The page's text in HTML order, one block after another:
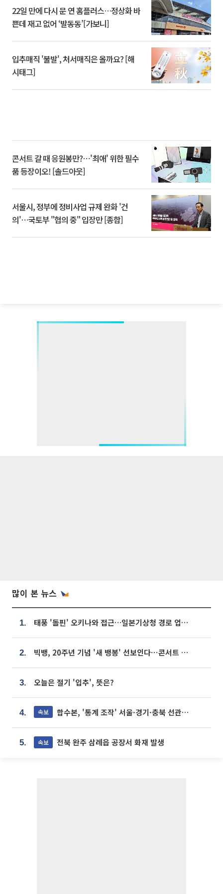
22일 만에 다시 문 연 홈플러스…정상화 바
쁜데 재고 없어 ‘발동동’[가보니]
입추매직 '불발', 처서매직은 올까요? [해
시태그]
콘서트 갈 때 응원봉만?⋯'최애' 위한 필수
품 등장이오! [솔드아웃]
서울시, 정부에 정비사업 규제 완화 '건
의'⋯국토부 "협의 중" 입장만 [종합]
많이 본 뉴스
1. 태풍 '돌핀' 오키나와 접근…일본기상청 경로 업데이트
2. 빅뱅, 20주년 기념 '새 뱅봉' 선보인다⋯콘서트 앞두고 팝업 개최
3. 오늘은 절기 '입추', 뜻은?
4. 속보 합수본, '통계 조작' 서울·경기·충북 선관위 등 추가 압수수색
5. 속보 전북 완주 삼례읍 공장서 화재 발생